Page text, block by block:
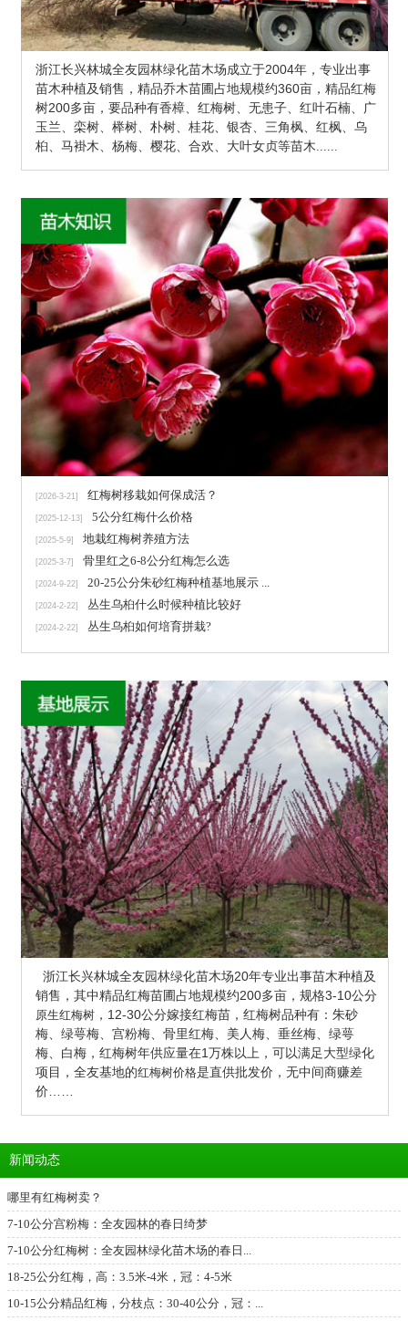
浙江长兴林城全友园林绿化苗木场成立于2004年，专业出事
苗木种植及销售，精品乔木苗圃占地规模约360亩，精品红梅
树200多亩，要品种有香樟、红梅树、无患子、红叶石楠、广
玉兰、栾树、榉树、朴树、桂花、银杏、三角枫、红枫、乌
桕、马褂木、杨梅、樱花、合欢、大叶女贞等苗木......
[2026-3-21] 红梅树移栽如何保成活？
[2025-12-13] 5公分红梅什么价格
[2025-5-9] 地栽红梅树养殖方法
[2025-3-7] 骨里红之6-8公分红梅怎么选
[2024-9-22] 20-25公分朱砂红梅种植基地展示 ...
[2024-2-22] 丛生乌桕什么时候种植比较好
[2024-2-22] 丛生乌桕如何培育拼栽?
浙江长兴林城全友园林绿化苗木场20年专业出事苗木种植及
销售，其中精品红梅苗圃占地规模约200多亩， 规格3-10公分
原生红梅树，12-30公分嫁接红梅苗，红梅树品种有：朱砂
梅、绿萼梅、宫粉梅、骨里红梅、美人梅、垂丝梅、绿萼
梅、白梅，红梅树年供应量在1万株以上，可以满足大型绿化
项目，全友基地的红梅树价格是直供批发价，无中间商赚差
价……
新闻动态
哪里有红梅树卖？
7-10公分宫粉梅：全友园林的春日绮梦
7-10公分红梅树：全友园林绿化苗木场的春日...
18-25公分红梅，高：3.5米-4米，冠：4-5米
10-15公分精品红梅，分枝点：30-40公分，冠：...